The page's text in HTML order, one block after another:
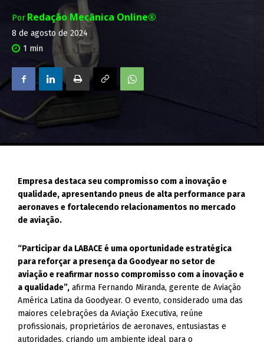
Por Redação Mecânica Online®
8 de agosto de 2024
1 min
Empresa destaca seu compromisso com a inovação e
qualidade, apresentando pneus de alta performance para
aeronaves e fortalecendo relacionamentos no mercado
de aviação.
“Participar da LABACE é uma oportunidade estratégica
para reforçar a presença da Goodyear no setor de
aviação e reafirmar nosso compromisso com a inovação e
a qualidade”, afirma Fernando Miranda, gerente de Aviação
América Latina da Goodyear. O evento, considerado uma das
maiores celebrações da Aviação Executiva, reúne
profissionais, proprietários de aeronaves, entusiastas e
autoridades, criando um ambiente ideal para o